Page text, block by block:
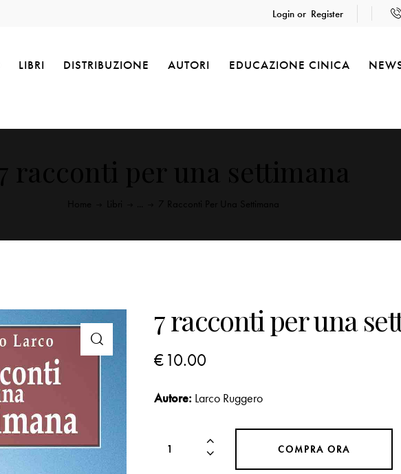
Login or Register
LIBRI DISTRIBUZIONE AUTORI EDUCAZIONE CINICA
7 racconti per una
€10.00
Autore: Larco Ruggero
COMPRA ORA